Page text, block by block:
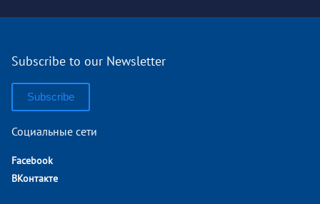
Subscribe to our Newsletter
Subscribe
Социальные сети
Facebook
ВКонтакте